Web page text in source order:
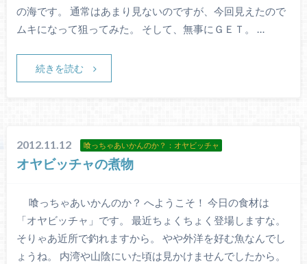
の海です。 通常はあまり見ないのですが、今回見えたので
ムキになって狙ってみた。 そして、無事にＧＥＴ。 …
続きを読む
2012.11.12 喰っちゃあいかんのか？：オヤビッチャ
オヤビッチャの煮物
喰っちゃあいかんのか？ へようこそ！ 今日の食材は
「オヤビッチャ」です。 最近ちょくちょく登場しますな。
そりゃあ近所で釣れますから。 やや外洋を好む魚なんでし
ょうね。 内湾や山陰にいた頃は見かけませんでしたから。